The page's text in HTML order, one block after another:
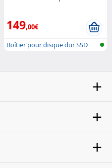
149,00€
Boîtier pour disque dur SSD